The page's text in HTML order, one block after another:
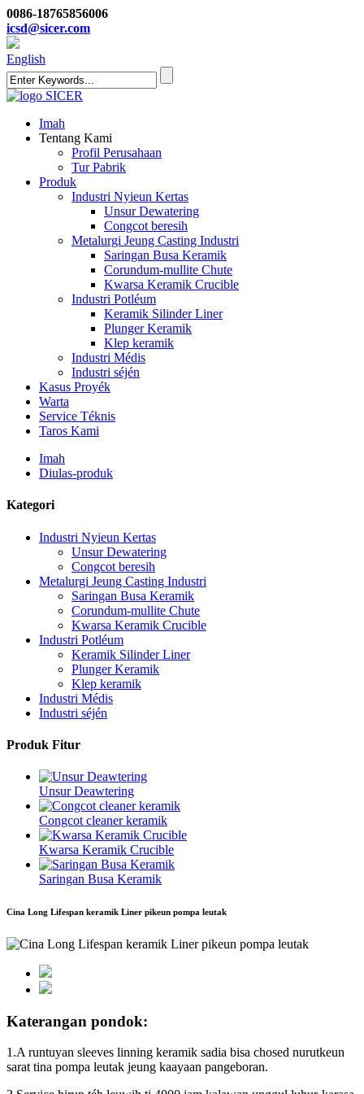
0086-18765856006
icsd@sicer.com
English
Imah
Tentang Kami
Profil Perusahaan
Tur Pabrik
Produk
Industri Nyieun Kertas
Unsur Dewatering
Congcot beresih
Metalurgi Jeung Casting Industri
Saringan Busa Keramik
Corundum-mullite Chute
Kwarsa Keramik Crucible
Industri Potléum
Keramik Silinder Liner
Plunger Keramik
Klep keramik
Industri Médis
Industri séjén
Kasus Proyék
Warta
Service Téknis
Taros Kami
Imah
Diulas-produk
Kategori
Industri Nyieun Kertas
Unsur Dewatering
Congcot beresih
Metalurgi Jeung Casting Industri
Saringan Busa Keramik
Corundum-mullite Chute
Kwarsa Keramik Crucible
Industri Potléum
Keramik Silinder Liner
Plunger Keramik
Klep keramik
Industri Médis
Industri séjén
Produk Fitur
Unsur Deawtering
Congcot cleaner keramik
Kwarsa Keramik Crucible
Saringan Busa Keramik
Cina Long Lifespan keramik Liner pikeun pompa leutak
Katerangan pondok:
1.A runtuyan sleeves linning keramik sadia bisa chosed nurutkeun
sarat tina pompa leutak jeung kaayaan pangeboran.